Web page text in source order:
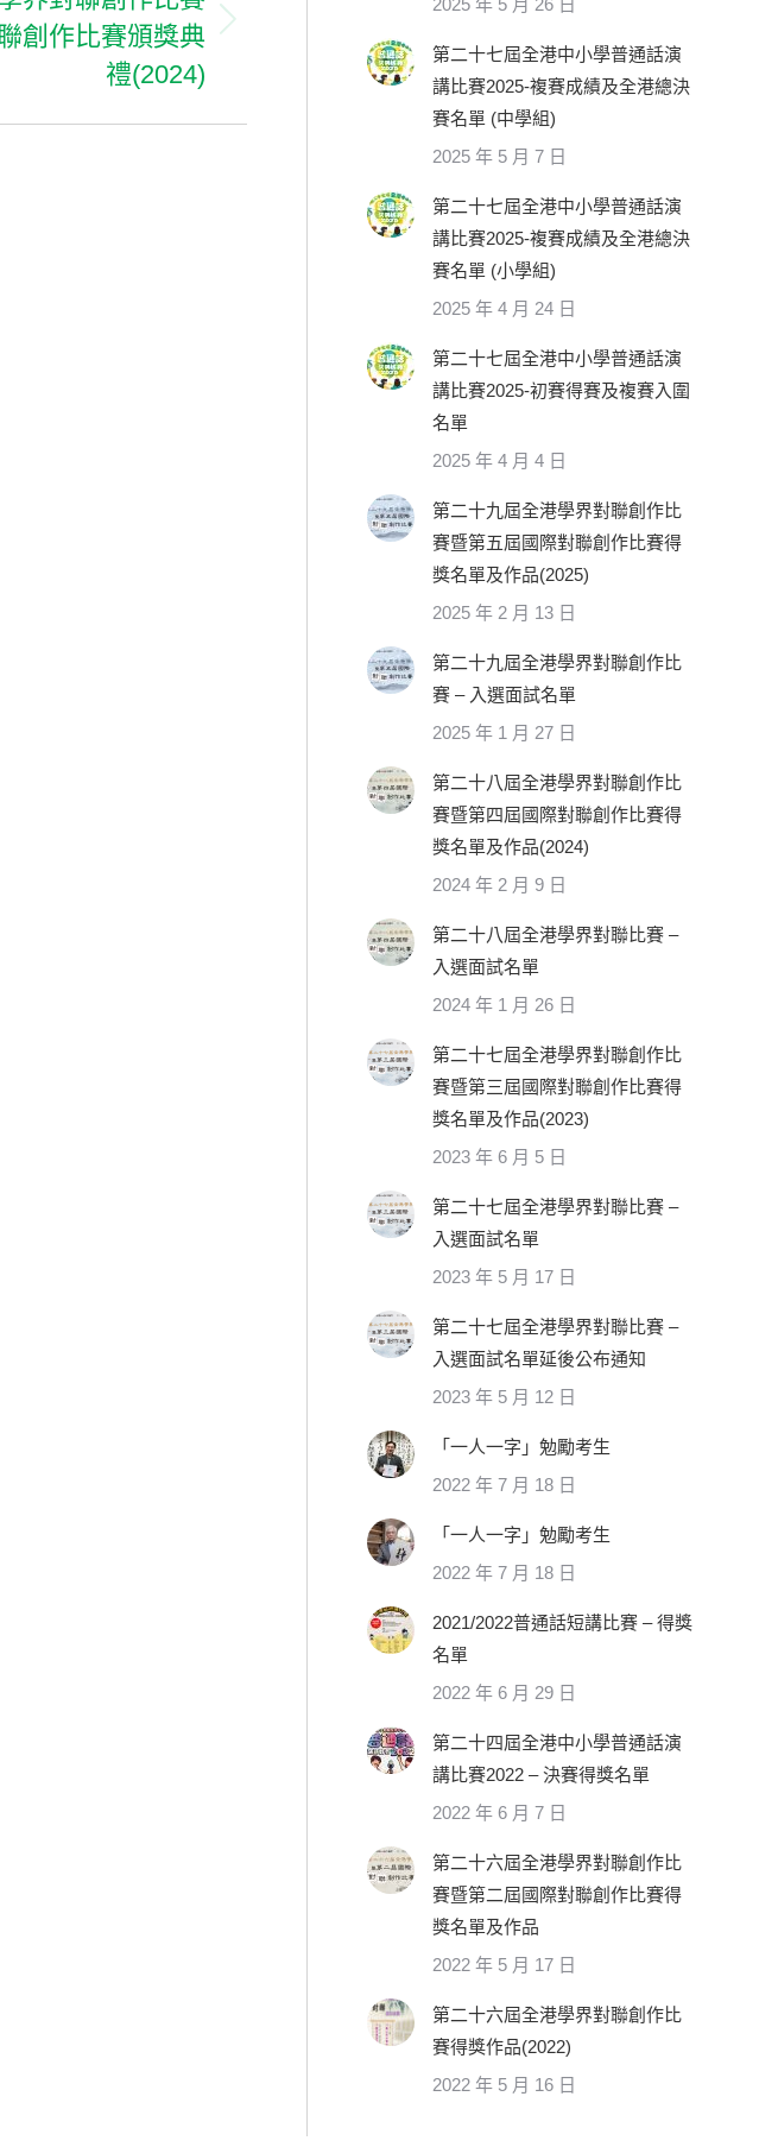
創作比賽頒獎典
禮(2024)
2025 年 5 月 26 日
第二十七屆全港中小學普通話演
講比賽2025-複賽成績及全港總決
賽名單 (中學組)
2025 年 5 月 7 日
第二十七屆全港中小學普通話演
講比賽2025-複賽成績及全港總決
賽名單 (小學組)
2025 年 4 月 24 日
第二十七屆全港中小學普通話演
講比賽2025-初賽得賽及複賽入圍
名單
2025 年 4 月 4 日
第二十九屆全港學界對聯創作比
賽暨第五屆國際對聯創作比賽得
獎名單及作品(2025)
2025 年 2 月 13 日
第二十九屆全港學界對聯創作比
賽 – 入選面試名單
2025 年 1 月 27 日
第二十八屆全港學界對聯創作比
賽暨第四屆國際對聯創作比賽得
獎名單及作品(2024)
2024 年 2 月 9 日
第二十八屆全港學界對聯比賽 –
入選面試名單
2024 年 1 月 26 日
第二十七屆全港學界對聯創作比
賽暨第三屆國際對聯創作比賽得
獎名單及作品(2023)
2023 年 6 月 5 日
第二十七屆全港學界對聯比賽 –
入選面試名單
2023 年 5 月 17 日
第二十七屆全港學界對聯比賽 –
入選面試名單延後公布通知
2023 年 5 月 12 日
「一人一字」勉勵考生
2022 年 7 月 18 日
「一人一字」勉勵考生
2022 年 7 月 18 日
2021/2022普通話短講比賽 – 得獎
名單
2022 年 6 月 29 日
第二十四屆全港中小學普通話演
講比賽2022 – 決賽得獎名單
2022 年 6 月 7 日
第二十六屆全港學界對聯創作比
賽暨第二屆國際對聯創作比賽得
獎名單及作品
2022 年 5 月 17 日
第二十六屆全港學界對聯創作比
賽得獎作品(2022)
2022 年 5 月 16 日